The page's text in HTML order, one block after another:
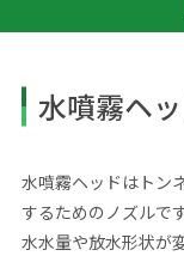
水噴霧ヘ
水噴霧ヘッドはトン
するためのノズルで
水水量や放水形状が